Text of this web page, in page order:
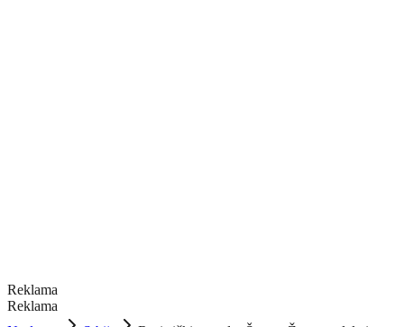
Reklama
Reklama